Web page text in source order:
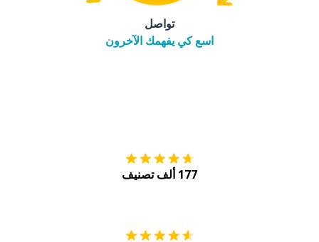
تواصل
اسع كي يفهمك الآخرون
177 ألف تصنيف